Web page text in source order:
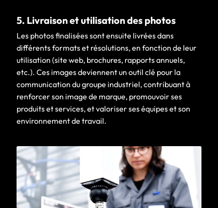
5. Livraison et utilisation des photos
Les photos finalisées sont ensuite livrées dans
différents formats et résolutions, en fonction de leur
utilisation (site web, brochures, rapports annuels,
etc.). Ces images deviennent un outil clé pour la
communication du groupe industriel, contribuant à
renforcer son image de marque, promouvoir ses
produits et services, et valoriser ses équipes et son
environnement de travail.